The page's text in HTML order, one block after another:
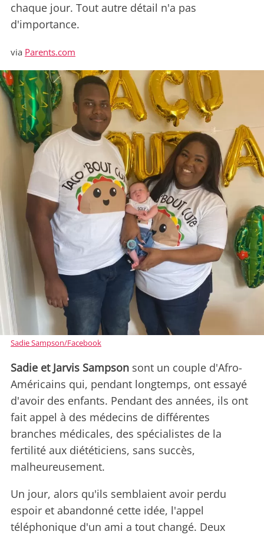
chaque jour. Tout autre détail n'a pas
d'importance.
via Parents.com
Sadie Sampson/Facebook
Sadie et Jarvis Sampson sont un couple d'Afro-
Américains qui, pendant longtemps, ont essayé
d'avoir des enfants. Pendant des années, ils ont
fait appel à des médecins de différentes
branches médicales, des spécialistes de la
fertilité aux diététiciens, sans succès,
malheureusement.
Un jour, alors qu'ils semblaient avoir perdu
espoir et abandonné cette idée, l'appel
téléphonique d'un ami a tout changé. Deux